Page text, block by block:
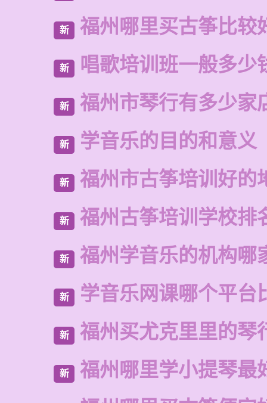
新 福州哪里买古筝比较
新 唱歌培训班一般多少
新 福州市琴行有多少家
新 学音乐的目的和意义
新 福州市古筝培训好的
新 福州古筝培训学校排
新 福州学音乐的机构哪
新 学音乐网课哪个平台
新 福州买尤克里里的琴
新 福州哪里学小提琴最